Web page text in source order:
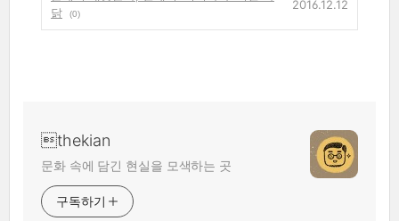
닭
(0)
2016.12.12
thekian
문화 속에 담긴 현실을 모색하는 곳
구독하기